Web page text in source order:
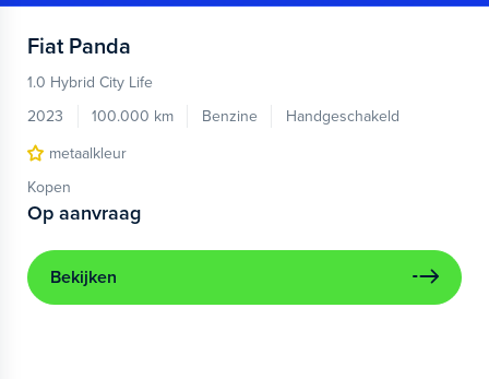
Fiat Panda
1.0 Hybrid City Life
2023
100.000 km Benzine
Handgeschakeld
metaalkleur
Kopen
Op aanvraag
Bekijken